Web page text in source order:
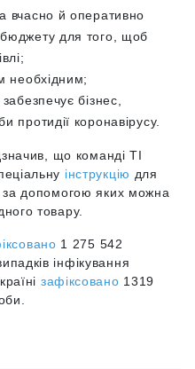
вчасно й оперативно
для того, щоб
необхідним;
бізнес,
протидії коронавірусу.
що команді ТІ
інструкцію для
за допомогою яких можна
товару.
1 275 542
інфікування
зафіксовано 1319